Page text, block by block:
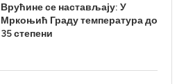
Врућине се настављају: У
Мркоњић Граду температура до
35 степени